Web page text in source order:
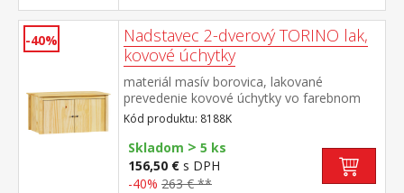
-40%
Nadstavec 2-dverový TORINO lak,
kovové úchytky
materiál masív borovica, lakované
prevedenie kovové úchytky vo farebnom
prevedení černená mosadz nadstavec pre
skriňu 8088K
Kód produktu: 8188K
Skladom > 5 ks
156,50 € s DPH
-40% 263 € **